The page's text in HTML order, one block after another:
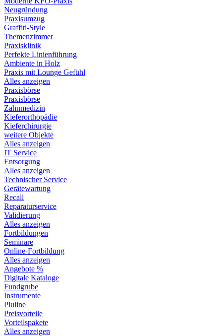
Neugründung
Praxisumzug
Graffiti-Style
Themenzimmer
Praxisklinik
Perfekte Linienführung
Ambiente in Holz
Praxis mit Lounge Gefühl
Alles anzeigen
Praxisbörse
Praxisbörse
Zahnmedizin
Kieferorthopädie
Kieferchirurgie
weitere Objekte
Alles anzeigen
IT Service
Entsorgung
Alles anzeigen
Technischer Service
Gerätewartung
Recall
Reparaturservice
Validierung
Alles anzeigen
Fortbildungen
Seminare
Online-Fortbildung
Alles anzeigen
Angebote %
Digitale Kataloge
Fundgrube
Instrumente
Pluline
Preisvorteile
Vorteilspakete
Alles anzeigen